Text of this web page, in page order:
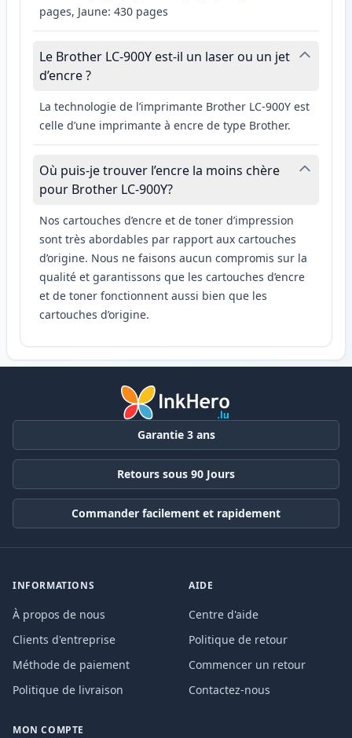
pages, Jaune: 430 pages
Le Brother LC-900Y est-il un laser ou un jet
d’encre ?
La technologie de l’imprimante Brother LC-900Y est
celle d’une imprimante à encre de type Brother.
Où puis-je trouver l’encre la moins chère
pour Brother LC-900Y?
Nos cartouches d’encre et de toner d’impression
sont très abordables par rapport aux cartouches
d’origine. Nous ne faisons aucun compromis sur la
qualité et garantissons que les cartouches d’encre
et de toner fonctionnent aussi bien que les
cartouches d’origine.
Garantie 3 ans
Retours sous 90 Jours
Commander facilement et rapidement
INFORMATIONS
À propos de nous
Clients d'entreprise
Méthode de paiement
Politique de livraison
AIDE
Centre d'aide
Politique de retour
Commencer un retour
Contactez-nous
MON COMPTE